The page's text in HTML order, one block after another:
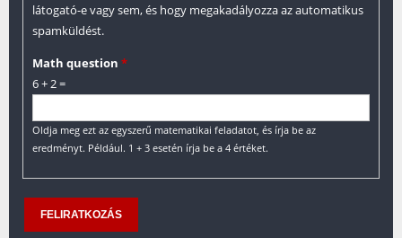
látogató-e vagy sem, és hogy megakadályozza az automatikus
spamküldést.
Math question *
6 + 2 =
Oldja meg ezt az egyszerű matematikai feladatot, és írja be az
eredményt. Például. 1 + 3 esetén írja be a 4 értéket.